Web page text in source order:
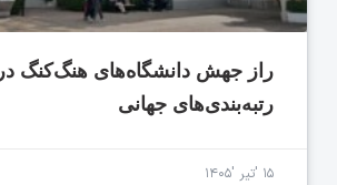
راز جهش دانشگاه‌های هنگ‌کنگ در
رتبه‌بندی‌های جهانی
۱۵ 'تیر '۱۴۰۵